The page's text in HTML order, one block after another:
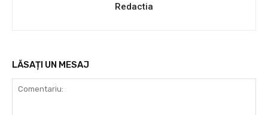
Redactia
LĂSAȚI UN MESAJ